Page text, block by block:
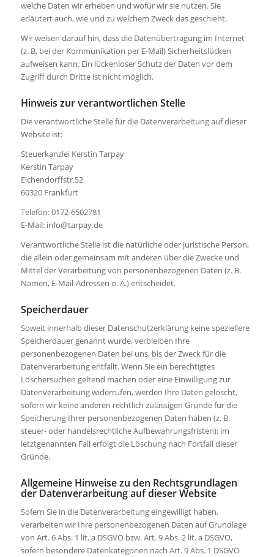
welche Daten wir erheben und wofür wir sie nutzen. Sie
erläutert auch, wie und zu welchem Zweck das geschieht.
Wir weisen darauf hin, dass die Datenübertragung im Internet
(z. B. bei der Kommunikation per E-Mail) Sicherheitslücken
aufweisen kann. Ein lückenloser Schutz der Daten vor dem
Zugriff durch Dritte ist nicht möglich.
Hinweis zur verantwortlichen Stelle
Die verantwortliche Stelle für die Datenverarbeitung auf dieser
Website ist:
Steuerkanzlei Kerstin Tarpay
Kerstin Tarpay
Eichendorffstr.52
60320 Frankfurt
Telefon: 0172-6502781
E-Mail: info@tarpay.de
Verantwortliche Stelle ist die natürliche oder juristische Person,
die allein oder gemeinsam mit anderen über die Zwecke und
Mittel der Verarbeitung von personenbezogenen Daten (z. B.
Namen, E-Mail-Adressen o. Ä.) entscheidet.
Speicherdauer
Soweit innerhalb dieser Datenschutzerklärung keine speziellere
Speicherdauer genannt wurde, verbleiben Ihre
personenbezogenen Daten bei uns, bis der Zweck für die
Datenverarbeitung entfällt. Wenn Sie ein berechtigtes
Löschersuchen geltend machen oder eine Einwilligung zur
Datenverarbeitung widerrufen, werden Ihre Daten gelöscht,
sofern wir keine anderen rechtlich zulässigen Gründe für die
Speicherung Ihrer personenbezogenen Daten haben (z. B.
steuer- oder handelsrechtliche Aufbewahrungsfristen); im
letztgenannten Fall erfolgt die Löschung nach Fortfall dieser
Gründe.
Allgemeine Hinweise zu den Rechtsgrundlagen
der Datenverarbeitung auf dieser Website
Sofern Sie in die Datenverarbeitung eingewilligt haben,
verarbeiten wir Ihre personenbezogenen Daten auf Grundlage
von Art. 6 Abs. 1 lit. a DSGVO bzw. Art. 9 Abs. 2 lit. a DSGVO,
sofern besondere Datenkategorien nach Art. 9 Abs. 1 DSGVO